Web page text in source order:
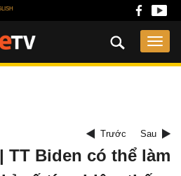
Trước Sau
TT Biden có thể làm